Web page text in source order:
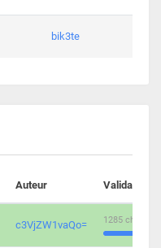
bik3te
Auteur Validations
c3VjZW1vaQo= 1285